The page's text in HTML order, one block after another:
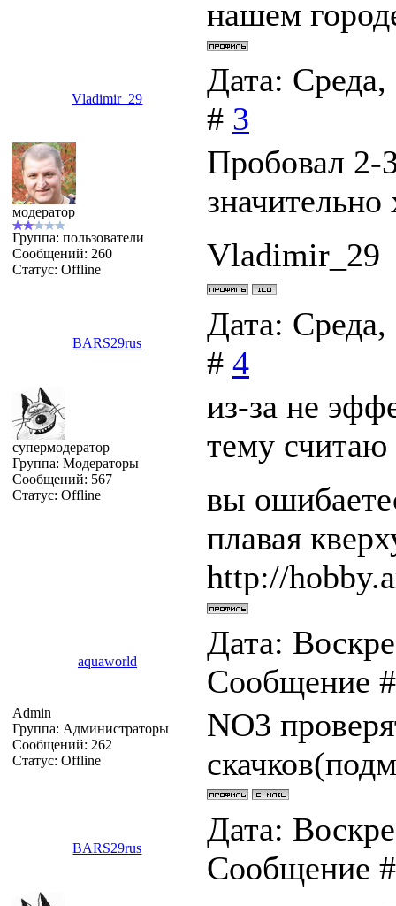
нашем
Vladimir_29
Дата:
# 3
модератор
Группа: пользователи
Сообщений: 260
Статус: Offline
Пробовал 2-
Vladimir_29
BARS29rus
Дата:
# 4
супермодератор
Группа: Модераторы
Сообщений: 567
Статус: Offline
из-за не
тему
вы
плавая
http://
aquaworld
Дата:
Сообщение
Admin
Группа: Администраторы
Сообщений: 262
Статус: Offline
NO3
BARS29rus
Дата:
Сообщение